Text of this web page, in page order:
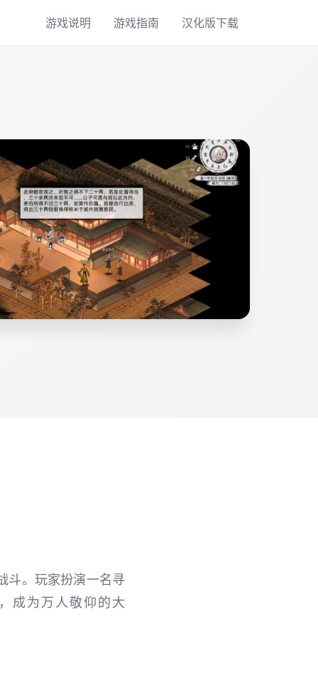
游戏说明 游戏指南 汉化版下载
斗。玩家扮演一名寻
成为万人敬仰的大